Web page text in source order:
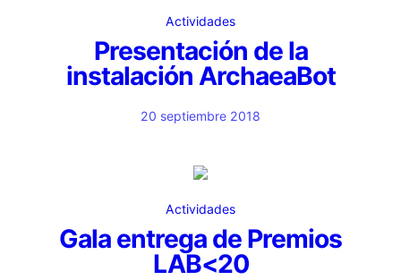
Actividades
Presentación de la
instalación ArchaeaBot
20 septiembre 2018
Actividades
Gala entrega de Premios
LAB<20